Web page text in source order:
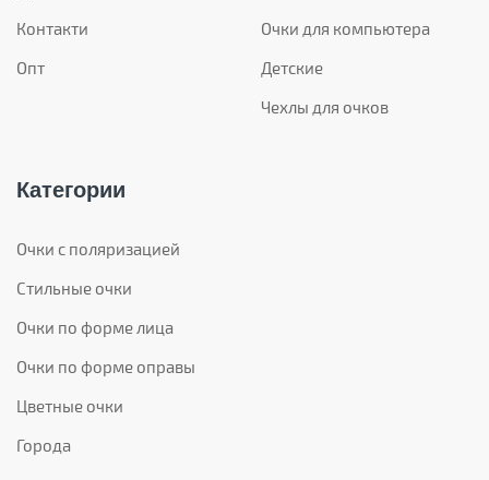
Контакти
Опт
Очки для компьютера
Детские
Чехлы для очков
Категории
Очки с поляризацией
Стильные очки
Очки по форме лица
Очки по форме оправы
Цветные очки
Города